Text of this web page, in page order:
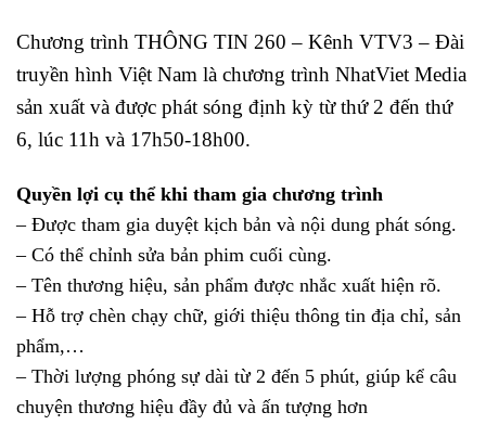
Chương trình THÔNG TIN 260 – Kênh VTV3 – Đài
truyền hình Việt Nam là chương trình NhatViet Media
sản xuất và được phát sóng định kỳ từ thứ 2 đến thứ
6, lúc 11h và 17h50-18h00.
Quyền lợi cụ thể khi tham gia chương trình
– Được tham gia duyệt kịch bản và nội dung phát sóng.
– Có thể chỉnh sửa bản phim cuối cùng.
– Tên thương hiệu, sản phẩm được nhắc xuất hiện rõ.
– Hỗ trợ chèn chạy chữ, giới thiệu thông tin địa chỉ, sản
phẩm,…
– Thời lượng phóng sự dài từ 2 đến 5 phút, giúp kể câu
chuyện thương hiệu đầy đủ và ấn tượng hơn